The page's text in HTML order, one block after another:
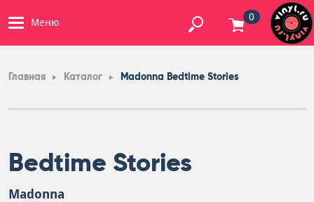
Меню 0
Главная Каталог Madonna Bedtime Stories
Bedtime Stories
Madonna